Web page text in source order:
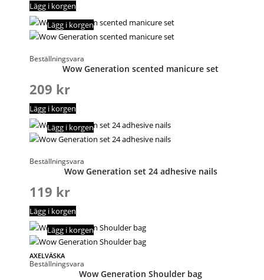
Lägg i korgen
Beställningsvara
Lägg i korgen
Wow Generation scented manicure set
209 kr
Lägg i korgen
Beställningsvara
Lägg i korgen
Wow Generation set 24 adhesive nails
119 kr
Lägg i korgen
AXELVÄSKA
Beställningsvara
Lägg i korgen
Wow Generation Shoulder bag